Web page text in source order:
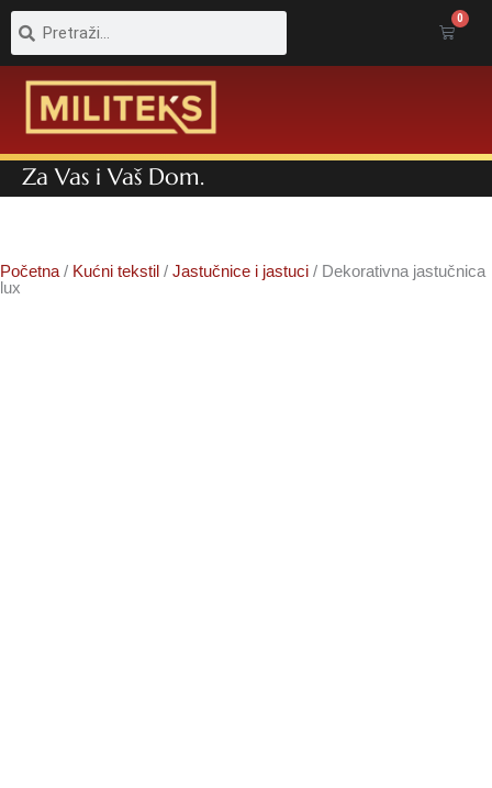
Pretraga 0
Cart
Za Vas i Vaš Dom.
Početna / Kućni tekstil / Jastučnice i jastuci / Dekorativna jastučnica
lux